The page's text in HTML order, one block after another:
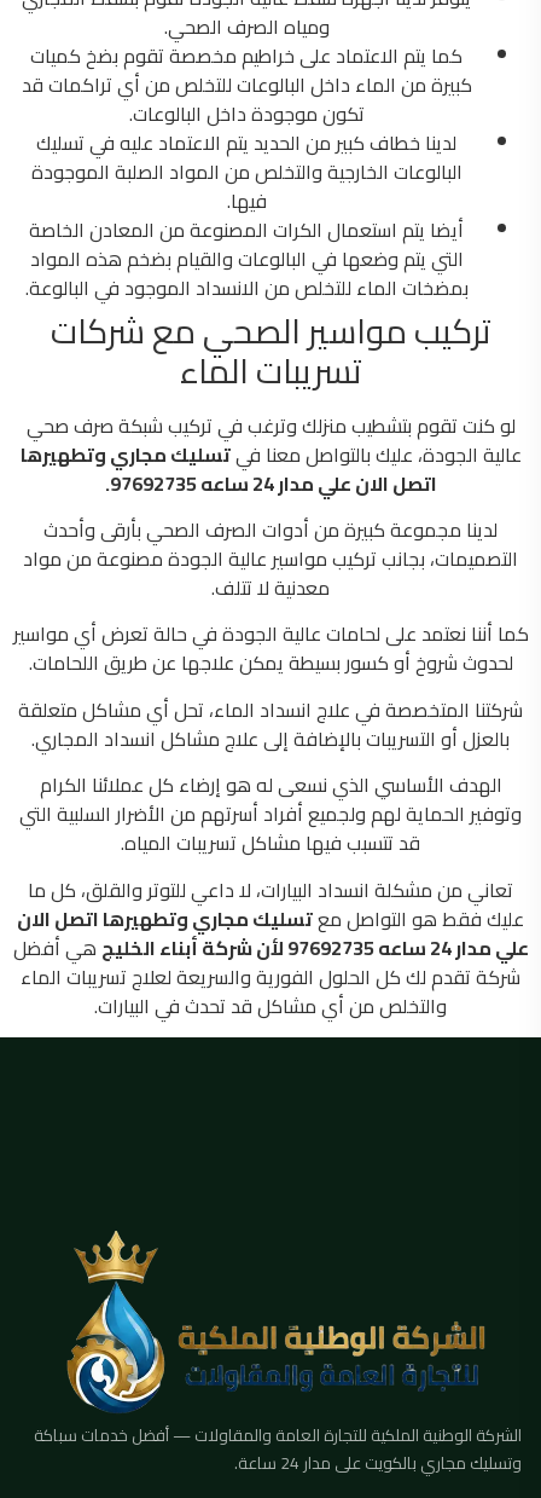
ومياه الصرف الصحي.
كما يتم الاعتماد على خراطيم مخصصة تقوم بضخ كميات
كبيرة من الماء داخل البالوعات للتخلص من أي تراكمات قد
تكون موجودة داخل البالوعات.
لدينا خطاف كبير من الحديد يتم الاعتماد عليه في تسليك
البالوعات الخارجية والتخلص من المواد الصلبة الموجودة
فيها.
أيضا يتم استعمال الكرات المصنوعة من المعادن الخاصة
التي يتم وضعها في البالوعات والقيام بضخم هذه المواد
بمضخات الماء للتخلص من الانسداد الموجود في البالوعة.
تركيب مواسير الصحي مع شركات
تسريبات الماء
لو كنت تقوم بتشطيب منزلك وترغب في تركيب شبكة صرف صحي
عالية الجودة، عليك بالتواصل معنا فيتسليك مجاري وتطهيرها
اتصل الان علي مدار 24 ساعه 97692735.
لدينا مجموعة كبيرة من أدوات الصرف الصحي بأرقى وأحدث
التصميمات، بجانب تركيب مواسير عالية الجودة مصنوعة من مواد
معدنية لا تتلف.
كما أننا نعتمد على لحامات عالية الجودة في حالة تعرض أي مواسير
لحدوث شروخ أو كسور بسيطة يمكن علاجها عن طريق اللحامات.
شركتنا المتخصصة في علاج انسداد الماء، تحل أي مشاكل متعلقة
بالعزل أو التسريبات بالإضافة إلى علاج مشاكل انسداد المجاري.
الهدف الأساسي الذي نسعى له هو إرضاء كل عملائنا الكرام
وتوفير الحماية لهم ولجميع أفراد أسرتهم من الأضرار السلبية التي
قد تتسبب فيها مشاكل تسريبات المياه.
تعاني من مشكلة انسداد البيارات، لا داعي للتوتر والقلق، كل ما
عليك فقط هو التواصل معتسليك مجاري وتطهيرها اتصل الان
علي مدار 24 ساعه 97692735
لأن شركةأبناء الخليج هي أفضل
شركة تقدم لك كل الحلول الفورية والسريعة لعلاج تسريبات الماء
والتخلص من أي مشاكل قد تحدث في البيارات.
الشركة الوطنية الملكية للتجارة العامة والمقاولات — أفضل خدمات سباكة
وتسليك مجاري بالكويت على مدار 24 ساعة.